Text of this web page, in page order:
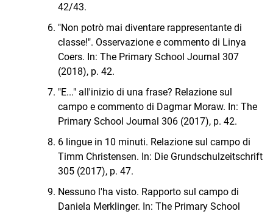
42/43.
"Non potrò mai diventare rappresentante di
classe!". Osservazione e commento di Linya
Coers. In: The Primary School Journal 307
(2018), p. 42.
"E..." all'inizio di una frase? Relazione sul
campo e commento di Dagmar Moraw. In: The
Primary School Journal 306 (2017), p. 42.
6 lingue in 10 minuti. Relazione sul campo di
Timm Christensen. In: Die Grundschulzeitschrift
305 (2017), p. 47.
Nessuno l'ha visto. Rapporto sul campo di
Daniela Merklinger. In: The Primary School